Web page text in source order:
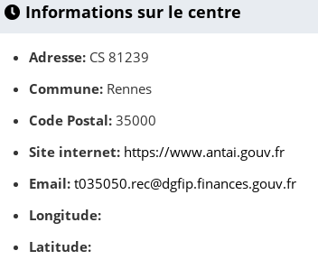
Informations sur le centre
Adresse: CS 81239
Commune: Rennes
Code Postal: 35000
Site internet: https://www.antai.gouv.fr
Email: t035050.rec@dgfip.finances.gouv.fr
Longitude:
Latitude: